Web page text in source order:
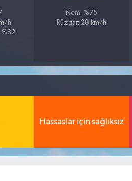
h
%82
Nem: %75
Rüzgar: 28 km/h
Hassaslar için sağlıksız